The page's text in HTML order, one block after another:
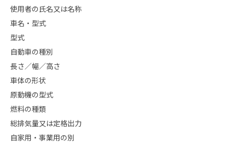
使用者の氏名又は名称
車名・型式
型式
自動車の種別
長さ／幅／高さ
車体の形状
原動機の型式
燃料の種類
総排気量又は定格出力
自家用・事業用の別